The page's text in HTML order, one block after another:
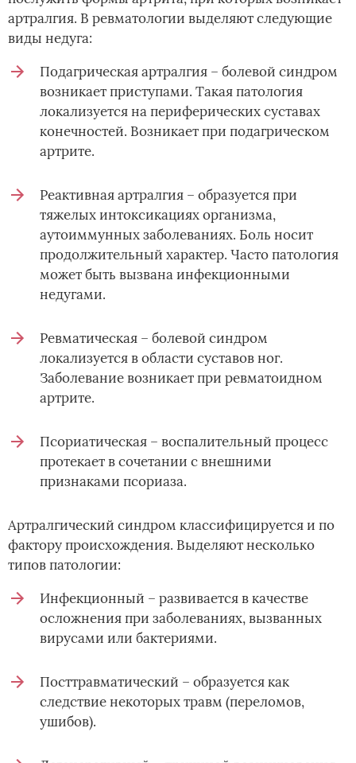
артралгия. В ревматологии выделяют следующие
виды недуга:
Подагрическая артралгия – болевой синдром
возникает приступами. Такая патология
локализуется на периферических суставах
конечностей. Возникает при подагрическом
артрите.
Реактивная артралгия – образуется при
тяжелых интоксикациях организма,
аутоиммунных заболеваниях. Боль носит
продолжительный характер. Часто патология
может быть вызвана инфекционными
недугами.
Ревматическая – болевой синдром
локализуется в области суставов ног.
Заболевание возникает при ревматоидном
артрите.
Псориатическая – воспалительный процесс
протекает в сочетании с внешними
признаками псориаза.
Артралгический синдром классифицируется и по
фактору происхождения. Выделяют несколько
типов патологии:
Инфекционный – развивается в качестве
осложнения при заболеваниях, вызванных
вирусами или бактериями.
Посттравматический – образуется как
следствие некоторых травм (переломов,
ушибов).